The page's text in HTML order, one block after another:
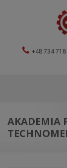
+48 734
AKADEMIA